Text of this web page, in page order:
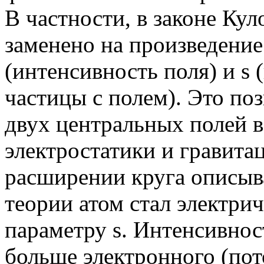
В частности, в законе
заменено на
(интенсивность поля) и s
частицы с полем). Это
двух центральных полей
электростатики и
расширении круга
теории атом стал
параметру s.
больше электронного